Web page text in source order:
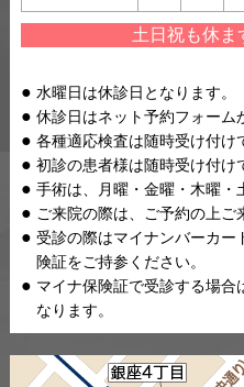
土日祝も休ま
水曜日は休診日となります。
休診日はネット予約フォーム
各種適応検査は随時受け付け
初診の患者様は随時受け付け
手術は、月曜・金曜・木曜・
ご来院の際は、ご予約の上ご
受診の際はマイナンバーカー
険証をご持参ください。
マイナ保険証で受診する場合
なります。